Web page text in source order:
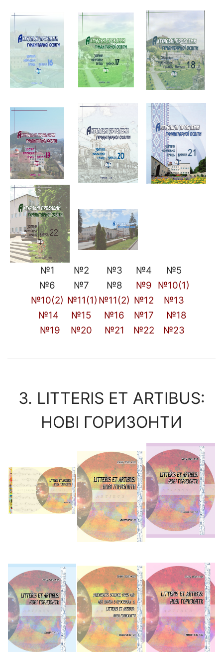
№1 №2 №3 №4
№5
№6
№7 №8 №9
№10(1)
№10(2) №11(1) №11(2) №12
№13
№14
№15 №16 №17
№18
№19
№20 №21 №22 №23
3. LITTERIS ET ARTIBUS:
НОВІ ГОРИЗОНТИ